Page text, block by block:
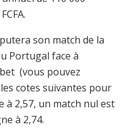
son match de la
Portugal face à
(vous pouvez
cotes suivantes pour
à 2,57, un match nul est
à 2,74.